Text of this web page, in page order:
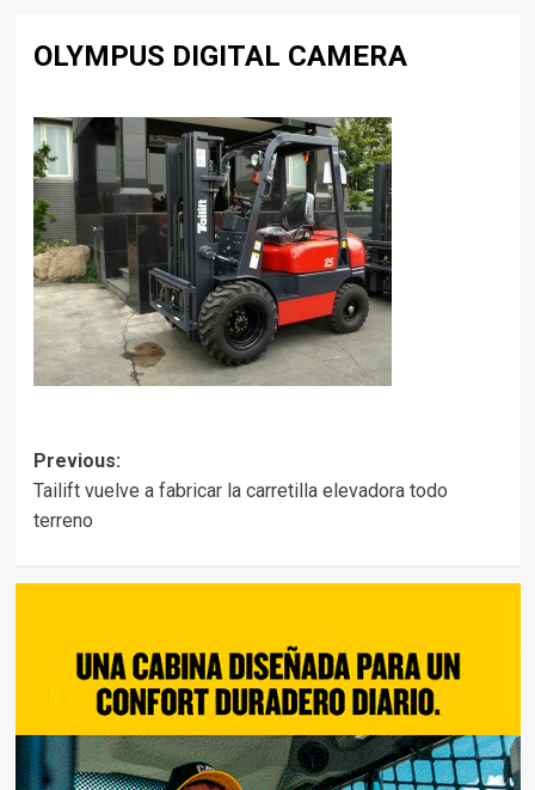
OLYMPUS DIGITAL CAMERA
Post
navigation
Previous:
Tailift vuelve a fabricar la carretilla elevadora todo
terreno